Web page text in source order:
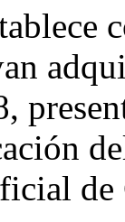
de